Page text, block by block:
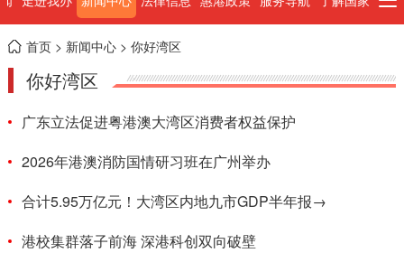
首页> 新闻中心> 你好湾区
你好湾区
广东立法促进粤港澳大湾区消费者权益保护
2026年港澳消防国情研习班在广州举办
合计5.95万亿元！大湾区内地九市GDP半年报→
港校集群落子前海 深港科创双向破壁